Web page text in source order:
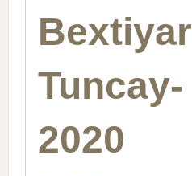
Bextiyar
Tuncay-
2020